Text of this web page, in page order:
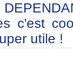
c'est
utile !